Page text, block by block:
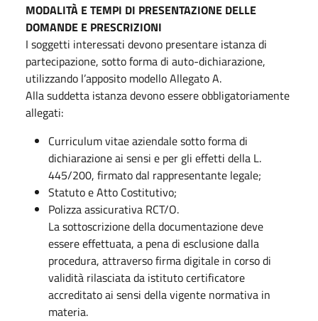
MODALITÀ E TEMPI DI PRESENTAZIONE DELLE
DOMANDE E PRESCRIZIONI
I soggetti interessati devono presentare istanza di
partecipazione, sotto forma di auto-dichiarazione,
utilizzando l’apposito modello Allegato A.
Alla suddetta istanza devono essere obbligatoriamente
allegati:
Curriculum vitae aziendale sotto forma di
dichiarazione ai sensi e per gli effetti della L.
445/200, firmato dal rappresentante legale;
Statuto e Atto Costitutivo;
Polizza assicurativa RCT/O.
La sottoscrizione della documentazione deve
essere effettuata, a pena di esclusione dalla
procedura, attraverso firma digitale in corso di
validità rilasciata da istituto certificatore
accreditato ai sensi della vigente normativa in
materia.